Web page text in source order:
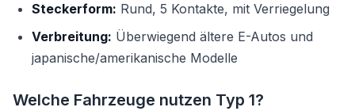
Steckerform: Rund, 5 Kontakte, mit Verriegelung
Verbreitung: Überwiegend ältere E-Autos und
japanische/amerikanische Modelle
Welche Fahrzeuge nutzen Typ 1?